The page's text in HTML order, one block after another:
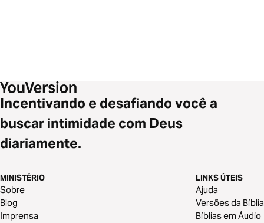
Incentivando e desafiando você a
buscar intimidade com Deus
diariamente.
MINISTÉRIO
Sobre
Blog
Imprensa
LINKS ÚTEIS
Ajuda
Versões da Bíblia
Bíblias em Áudio